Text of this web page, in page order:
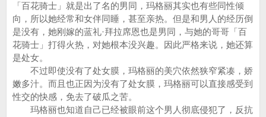
「百花骑士」就是出了名的男同，玛格丽其实也有些同性倾
向，所以她经常和女伴同睡，甚至亲热。但是和男人的经历倒
是没有，她刚嫁的蓝礼·拜拉席恩也是男同，与她的哥哥「百
花骑士」打得火热，对她根本没兴趣。因此严格来说，她还算
是处女。
不过即使没有了处女膜，玛格丽的美穴依然狭窄紧凑，娇
嫩多汁。而且也正因为没有了处女膜，玛格丽可以直接感受到
性交的快感，免去了破瓜之苦。
玛格丽也知道自己已经被眼前这个男人彻底侵犯了，反抗